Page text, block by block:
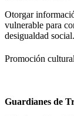
Otorgar
vulnerable para
desigualdad social.
Promoción cultural
Guardianes de